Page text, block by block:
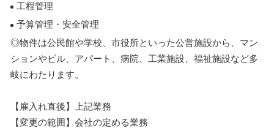
工程管理
予算管理・安全管理
◎物件は公民館や学校、市役所といった公営施設から、マン
ションやビル、アパート、病院、工業施設、福祉施設など多
岐にわたります。
【雇入れ直後】上記業務
【変更の範囲】会社の定める業務